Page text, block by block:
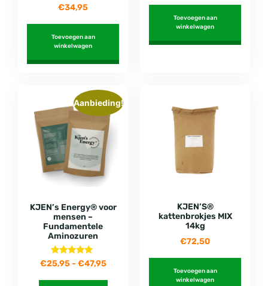
€34,95
Toevoegen aan
winkelwagen
Toevoegen aan
winkelwagen
Aanbieding!
KJEN’s Energy® voor
mensen –
Fundamentele
Aminozuren
Gewaardeerd
5.00
€25,95 - €47,95
KJEN’S®
kattenbrokjes MIX
14kg
€72,50
Toevoegen aan
winkelwagen